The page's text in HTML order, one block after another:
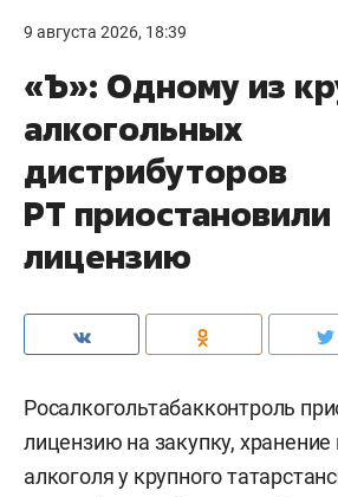
9 августа 2026, 18:39
«Ъ»: Одному из
алкогольных
дистрибуторов
РТ приостановили
лицензию
Росалкогольтабакконтроль
лицензию на закупку,
алкоголя у крупного